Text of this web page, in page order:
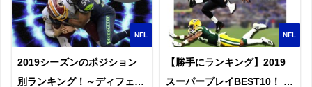
NFL
2019シーズンのポジション
別ランキング！～ディフェン
NFL
【勝手にランキング】2019
スーパープレイBEST10！ ５